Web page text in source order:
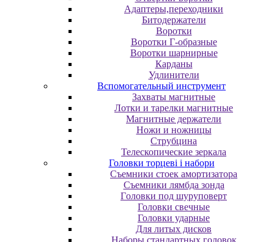
Адаптеры,переходники
Битодержатели
Воротки
Воротки Г-образные
Воротки шарнирные
Карданы
Удлинители
Вспомогательный инструмент
Захваты магнитные
Лотки и тарелки магнитные
Магнитные держатели
Ножи и ножницы
Струбцина
Телескопические зеркала
Головки торцеві і набори
Cъeмники cтoeк aмopтизaтopa
Cъeмники лямбдa зoндa
Гoлoвки пoд шуpупoвepт
Головки свечные
Головки ударные
Для литых дисков
Наборы стандартных головок